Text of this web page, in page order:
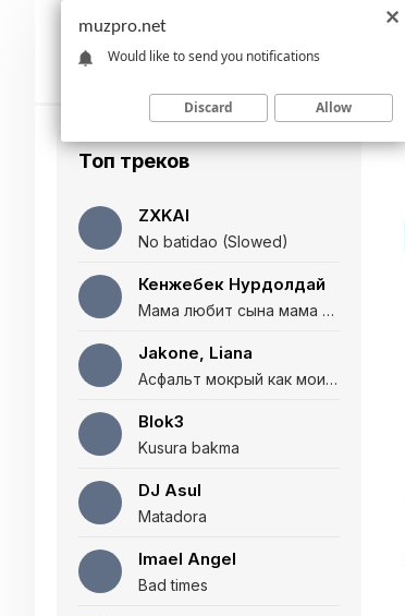
Топ треков
ZXKAI
No batidao (Slowed)
Кенжебек Нурдолдай
Мама любит сына мама любит дочь (Полная версия)
Jakone, Liana
Асфальт мокрый как мои глаза и я нарезаю
Blok3
Kusura bakma
DJ Asul
Matadora
Imael Angel
Bad times
muzpro.net
Would like to send you notifications
Discard Allow